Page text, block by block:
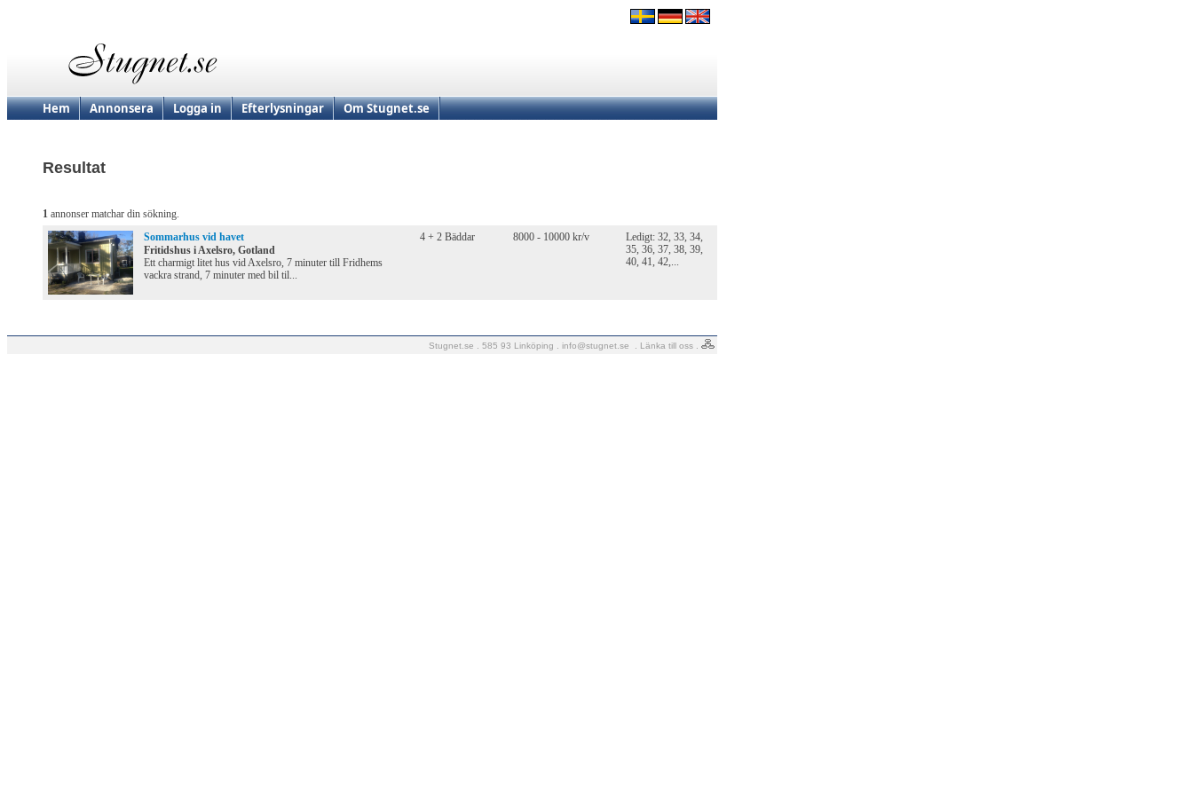
Hem Annonsera Logga in Efterlysningar Om Stugnet.se
Resultat
1 annonser matchar din sökning.
Sommarhus vid havet
Fritidshus i Axelsro, Gotland
Ett charmigt litet hus vid Axelsro, 7 minuter till Fridhems
vackra strand, 7 minuter med bil til...
4 + 2 Bäddar 8000 - 10000 kr/v
Ledigt: 32, 33, 34,
35, 36, 37, 38, 39,
40, 41, 42,...
Stugnet.se . 585 93 Linköping . info@stugnet.se Länka till oss